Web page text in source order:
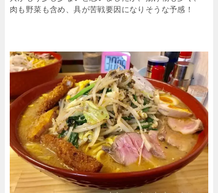
肉も野菜も含め、具が苦戦要因になりそうな予感！